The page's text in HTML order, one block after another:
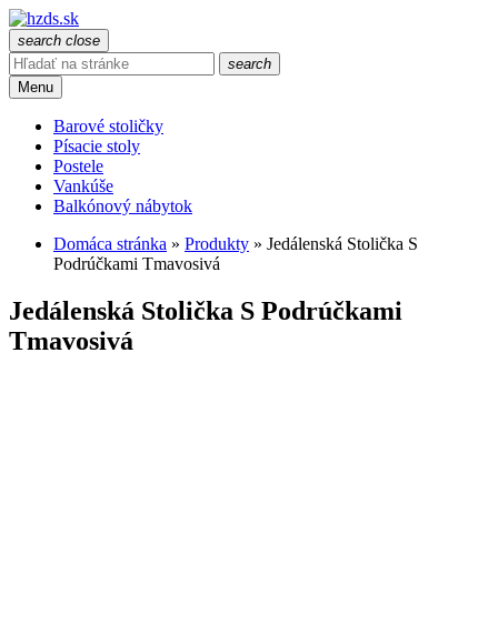
search close
search
Menu
Barové stoličky
Písacie stoly
Postele
Vankúše
Balkónový nábytok
Domáca stránka » Produkty » Jedálenská Stolička S
Podrúčkami Tmavosivá
Jedálenská Stolička S Podrúčkami
Tmavosivá